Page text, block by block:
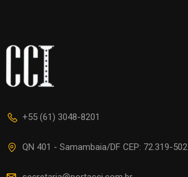
+55 (61) 3048-8201
QN 401 - Samambaia/DF CEP: 72.319-502